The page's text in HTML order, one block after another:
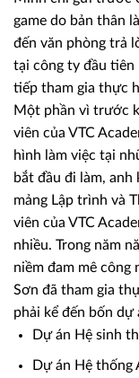
game do bản thân
đến văn phòng trả
tại công ty đầu tiên
tiếp tham gia thực
Một phần vì trước
viên của VTC
hình làm việc tại
bắt đầu đi làm,
mảng Lập trình và
viên của VTC
nhiều. Trong năm
niềm đam mê công
Sơn đã tham gia
phải kể đến bốn dự
Dự án Hệ sinh
Dự án Hệ thống